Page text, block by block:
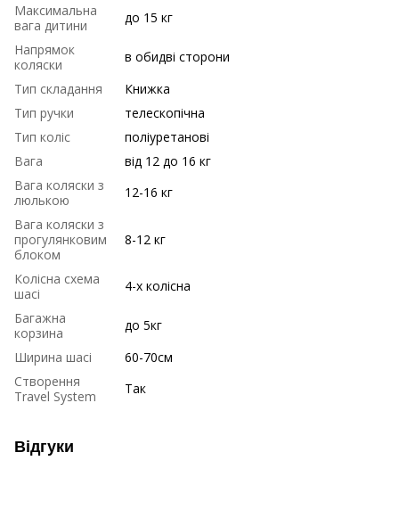
Максимальна
вага дитини
до 15 кг
Напрямок
коляски
в обидві сторони
Тип складання
Книжка
Тип ручки
телескопічна
Тип коліс
поліуретанові
Вага
від 12 до 16 кг
Вага коляски з
люлькою
12-16 кг
Вага коляски з
прогулянковим
блоком
8-12 кг
Колісна схема
шасі
4-х колісна
Багажна
корзина
до 5кг
Ширина шасі
60-70см
Створення
Travel System
Так
Відгуки